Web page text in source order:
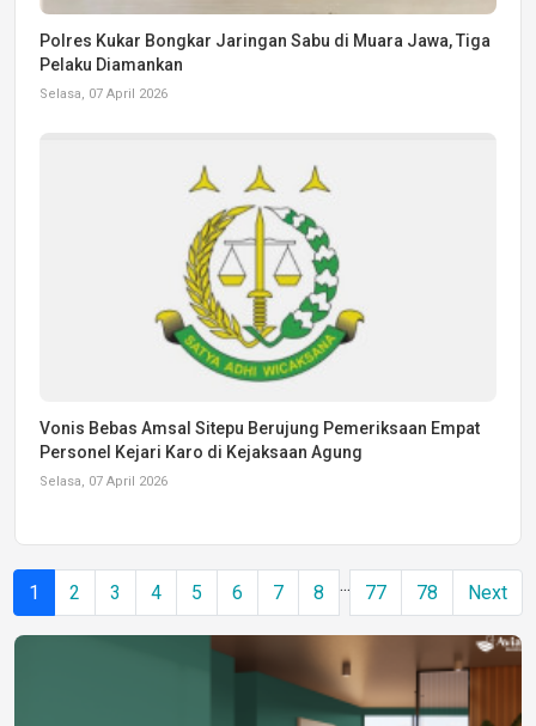
Polres Kukar Bongkar Jaringan Sabu di Muara Jawa, Tiga
Pelaku Diamankan
Selasa, 07 April 2026
Vonis Bebas Amsal Sitepu Berujung Pemeriksaan Empat
Personel Kejari Karo di Kejaksaan Agung
Selasa, 07 April 2026
1 2 3 4 5 6 7 8 ... 77 78 Next